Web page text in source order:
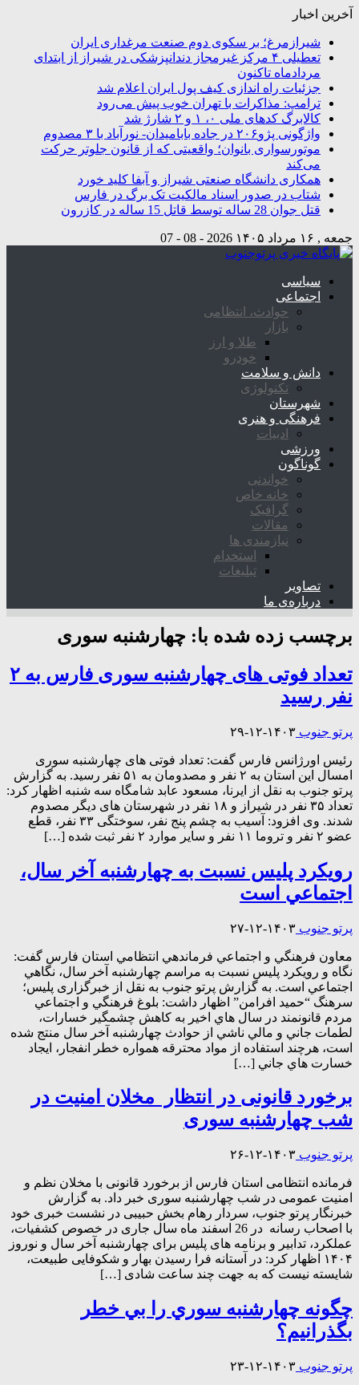
آخرین اخبار
شیرازمرغ؛ بر سکوی دوم صنعت مرغداری ایران
تعطیلی ۴ مرکز غیرمجاز دندانپزشکی در شیراز از ابتدای
مردادماه تاکنون
جزئیات راه اندازی کیف پول ایران اعلام شد
ترامپ: مذاکرات با تهران خوب پیش می‌رود
کالابرگ کدهای ملی ۰، ۱ و ۲ شارژ شد
واژگونی پژو۲۰۶ در جاده بابامیدان- نورآباد با ۳ مصدوم
موتورسواری بانوان؛ واقعیتی که از قانون جلوتر حرکت
می‌کند
همکاری دانشگاه صنعتی شیراز و آبفا کلید خورد
شتاب در صدور اسناد مالکیت تک برگ در فارس
قتل جوان 28 ساله توسط قاتل 15 ساله در کازرون
جمعه , ۱۶ مرداد ۱۴۰۵ 2026 - 08 - 07
سیاسی
اجتماعی
حوادث، انتظامی
بازار
طلا و ارز
خودرو
دانش و سلامت
تکنولوژی
شهرستان
فرهنگی و هنری
ادبیات
ورزشی
گوناگون
خواندنی
خانه خاص
گرافیک
مقالات
نیازمندی ها
استخدام
تبلیغات
تصاویر
درباره‌ی ما
برچسب زده شده با: چهارشنبه سوری
تعداد فوتی های چهارشنبه سوری فارس به ۲
نفر رسید
پرتو جنوب ۱۴۰۳-۱۲-۲۹
رئیس اورژانس فارس گفت: تعداد فوتی های چهارشنبه سوری
امسال این استان به ۲ نفر و مصدومان به ۵۱ نفر رسید. به گزارش
پرتو جنوب به نقل از ایرنا، مسعود عابد شامگاه سه شنبه اظهار کرد:
تعداد ۳۵ نفر در شیراز و ۱۸ نفر در شهرستان های دیگر مصدوم
شدند. وی افزود: آسیب به چشم پنج نفر، سوختگی ۳۳ نفر، قطع
عضو ۲ نفر و تروما ۱۱ نفر و سایر موارد ۲ نفر ثبت شده […]
رويکرد پليس نسبت به چهارشنبه آخر سال،
اجتماعي است
پرتو جنوب ۱۴۰۳-۱۲-۲۷
معاون فرهنگي و اجتماعي فرماندهي انتظامي استان فارس گفت:
نگاه و رويکرد پليس نسبت به مراسم چهارشنبه آخر سال، نگاهي
اجتماعي است. به گزارش پرتو جنوب به نقل از خبرگزاری پلیس؛
سرهنگ “حميد افرامن” اظهار داشت: بلوغ فرهنگي و اجتماعي
مردم قانونمند در سال هاي اخير به کاهش چشمگير خسارات،
لطمات جاني و مالي ناشي از حوادث چهارشنبه آخر سال منتج شده
است، هرچند استفاده از مواد محترقه همواره خطر انفجار، ايجاد
خسارت هاي جاني […]
برخورد قانونی در انتظار مخلان امنیت در
شب چهارشنبه سوری
پرتو جنوب ۱۴۰۳-۱۲-۲۶
فرمانده انتظامی استان فارس از برخورد قانونی با مخلان نظم و
امنیت عمومی در شب چهارشنبه سوری خبر داد. به گزارش
خبرنگار پرتو جنوب، سردار رهام بخش حبیبی در نشست خبری خود
با اصحاب رسانه در 26 اسفند ماه سال جاری در خصوص کشفیات،
عملکرد، تدابیر و برنامه های پلیس برای چهارشنبه آخر سال و نوروز
۱۴۰۴ اظهار کرد: در آستانه فرا رسیدن بهار و شکوفایی طبیعت،
شایسته نیست که به جهت چند ساعت شادی […]
چگونه چهارشنبه سوري را بي خطر
بگذرانيم؟
پرتو جنوب ۱۴۰۳-۱۲-۲۳